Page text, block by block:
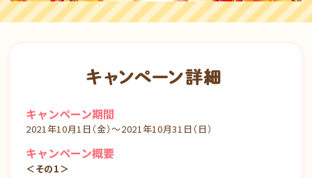
キャンペーン期間
2021年10月1日（金）～2021年10月31日（日）
キャンペーン概要
＜その1＞